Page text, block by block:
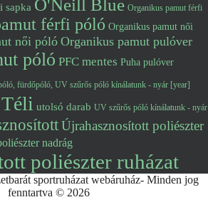
sapka O'Neill Blue Organikus pamut férfi
férfi póló Organikus pamut női
női póló Organikus pamut pulóver
póló PFC mentes Puha pulóver
fürdőpóló, UV szűrős póló kínálatunk - nyár [year]
Téli utolsó darab UV szűrős póló kínálatunk - nyár
Újrahasznosított poliészter
nadrág
poliészter ruházat
sportruházat webáruház- Minden jog
fenntartva © 2026